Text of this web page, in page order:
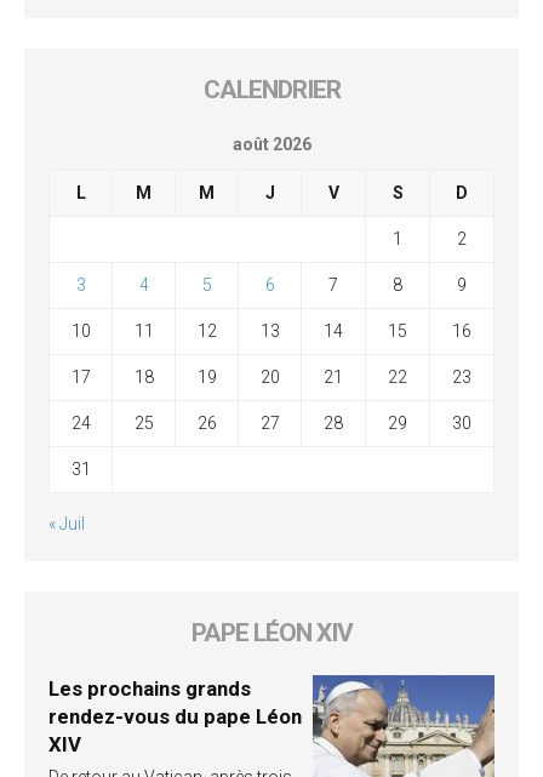
CALENDRIER
août 2026
L M M J V S D
1 2
3 4 5 6 7 8 9
10 11 12 13 14 15 16
17 18 19 20 21 22 23
24 25 26 27 28 29 30
31
« Juil
PAPE LÉON XIV
Les prochains grands
rendez-vous du pape Léon
XIV